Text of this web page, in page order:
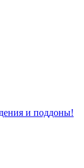
и поддоны!